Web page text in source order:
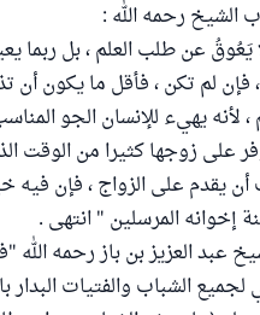
الشيخ رحمه الله :
يَعُوقُ عن طلب العلم ، بل ربما
فإن لم تكن ، فأقل ما يكون أن
لأنه يهيء للإنسان الجو
على زوجها كثيرا من
أن يقدم على الزواج ، فإن فيه
إخوانه المرسلين " انتهى .
عبد العزيز بن باز رحمه الله
الشباب والفتيات البدار